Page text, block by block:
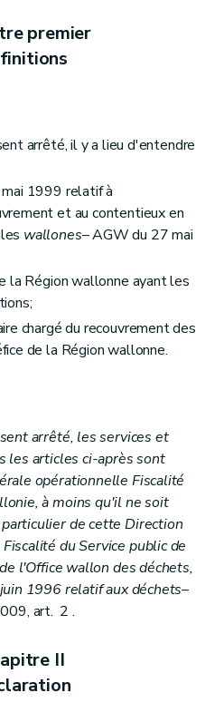
finale
premier
arrêté, il y a lieu d'entendre
1999 relatif à
et au contentieux en
wallones– AGW du 27 mai
la Région wallonne ayant les
chargé du recouvrement des
de la Région wallonne.
arrêté, les services et
les articles ci-après sont
opérationnelle Fiscalité
à moins qu'il ne soit
de cette Direction
du Service public de
l'Office wallon des déchets,
1996 relatif aux déchets–
art. 2 .
II